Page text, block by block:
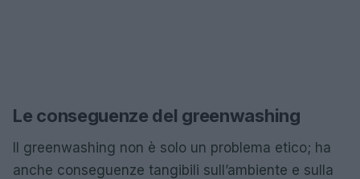
Le conseguenze del greenwashing
Il greenwashing non è solo un problema etico; ha
anche conseguenze tangibili sull’ambiente e sulla